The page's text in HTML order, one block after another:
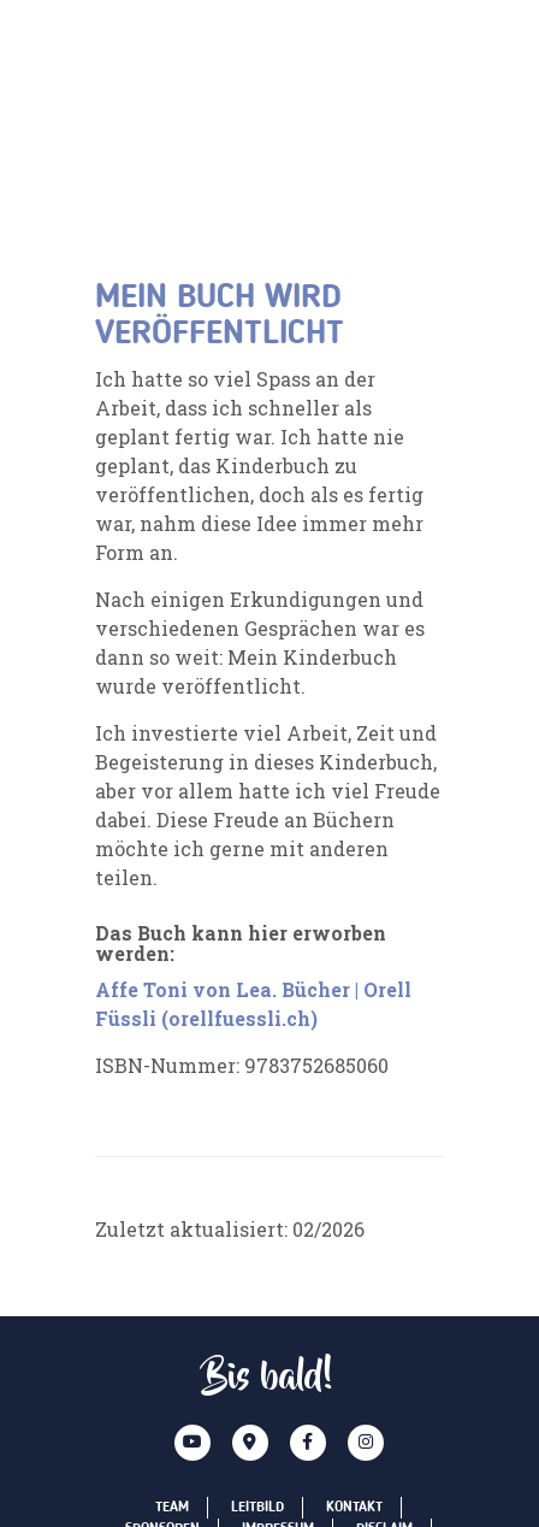
MEIN BUCH WIRD
VERÖFFENTLICHT
Ich hatte so viel Spass an der
Arbeit, dass ich schneller als
geplant fertig war. Ich hatte nie
geplant, das Kinderbuch zu
veröffentlichen, doch als es fertig
war, nahm diese Idee immer mehr
Form an.
Nach einigen Erkundigungen und
verschiedenen Gesprächen war es
dann so weit: Mein Kinderbuch
wurde veröffentlicht.
Ich investierte viel Arbeit, Zeit und
Begeisterung in dieses Kinderbuch,
aber vor allem hatte ich viel Freude
dabei. Diese Freude an Büchern
möchte ich gerne mit anderen
teilen.
Das Buch kann hier erworben
werden:
Affe Toni von Lea. Bücher | Orell
Füssli (orellfuessli.ch)
ISBN-Nummer: 9783752685060
Zuletzt aktualisiert: 02/2026
Bis bald!
TEAM LEITBILD
KONTAKT